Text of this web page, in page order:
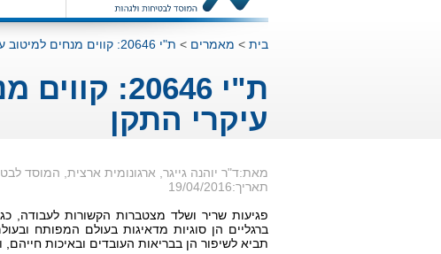
בית > מאמרים > ת"י 20646: קווים מנחים למיטוב עומס שריר-שלד: סיכום עיקרי התקן
ת"י
עיקרי התקן
מאת:ד"ר יוהנה גייגר, ארגונומית ארצית, המוסד
תאריך:19/04/2016
פגיעות שריר ושלד מצטברות הקשורות לעבודה,
ברגליים הן סוגיות מדאיגות בעולם המפותח
תביא לשיפור הן בבריאות העובדים ובאיכות חייהם,